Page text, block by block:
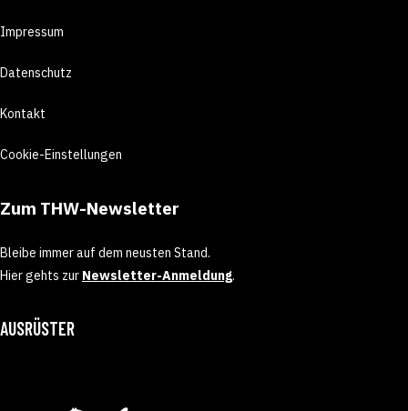
Impressum
Datenschutz
Kontakt
Cookie-Einstellungen
Zum THW-Newsletter
Bleibe immer auf dem neusten Stand.
Hier gehts zur Newsletter-Anmeldung.
AUSRÜSTER